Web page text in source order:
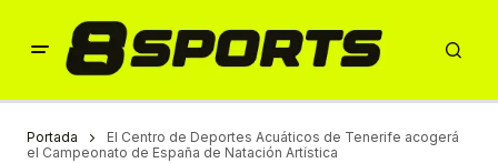
Portada
El Centro de Deportes Acuáticos de Tenerife acogerá
el Campeonato de España de Natación Artística